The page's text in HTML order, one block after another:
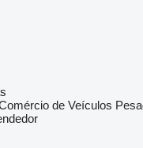
de Veículos